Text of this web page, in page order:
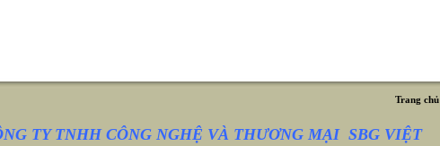
Trang chủ
TY TNHH CÔNG NGHỆ VÀ THƯƠNG MẠI SBG VIỆT